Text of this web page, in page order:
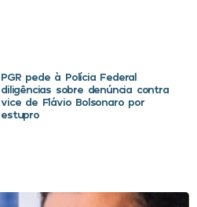
PGR pede à Polícia Federal
diligências sobre denúncia contra
vice de Flávio Bolsonaro por
estupro